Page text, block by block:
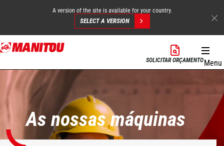
Skip
to
content
A version of the site is available for your country.
SELECT A VERSION
SOLICITAR ORÇAMENTOMenu
As nossas máquinas